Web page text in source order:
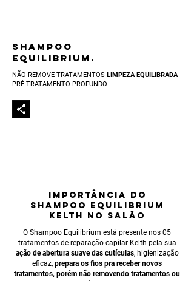
SHAMPOO
EQUILIBRIUM.
NÃO REMOVE TRATAMENTOS LIMPEZA EQUILIBRADA
PRÉ TRATAMENTO PROFUNDO
IMPORTÂNCIA DO
SHAMPOO EQUILIBRIUM
KELTH NO SALÃO
O Shampoo Equilibrium está presente nos 05
tratamentos de reparação capilar Kelth pela sua
ação de abertura suave das cutículas, higienização
eficaz, prepara os fios pra receber novos
tratamentos, porém não removendo tratamentos ou